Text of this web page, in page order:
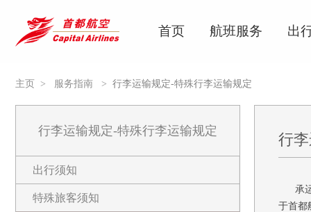
首页 航班服务 出
主页 > 服务指南 > 行李运输规定-特殊行李运输规定
行李运输规定-特殊行李运输规定
出行须知
特殊旅客须知
行
承运
于首都